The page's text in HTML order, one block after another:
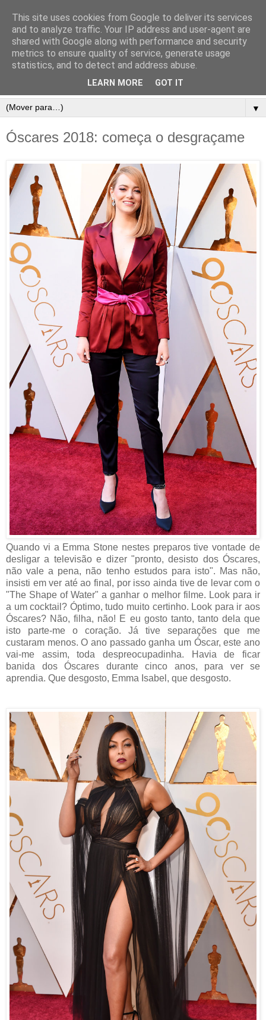
▼
Óscares 2018: começa o desgraçame
Quando vi a Emma Stone nestes preparos tive vontade de
desligar a televisão e dizer "pronto, desisto dos Óscares,
não vale a pena, não tenho estudos para isto". Mas não,
insisti em ver até ao final, por isso ainda tive de levar com o
"The Shape of Water" a ganhar o melhor filme. Look para ir
a um cocktail? Óptimo, tudo muito certinho. Look para ir aos
Óscares? Não, filha, não! E eu gosto tanto, tanto dela que
isto parte-me o coração. Já tive separações que me
custaram menos. O ano passado ganha um Óscar, este ano
vai-me assim, toda despreocupadinha. Havia de ficar
banida dos Óscares durante cinco anos, para ver se
aprendia. Que desgosto, Emma Isabel, que desgosto.
This site uses cookies from Google to deliver its services
and to analyze traffic. Your IP address and user-agent are
shared with Google along with performance and security
metrics to ensure quality of service, generate usage
statistics, and to detect and address abuse.
LEARN MORE GOT IT